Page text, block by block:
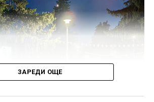
ЗАРЕДИ ОЩЕ